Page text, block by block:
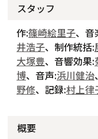
スタッフ
作:篠崎絵里子、音
井浩子、制作統括:
大塚豊、音響効果:
博、音声:浜川健治
野修、記録:村上律
概要